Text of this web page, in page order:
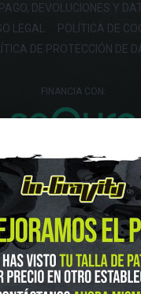
DEVOLUCIONES Y
LEGAL
POLÍTICA DE
DE PROTECCIÓN DE
FINANCIA CON: